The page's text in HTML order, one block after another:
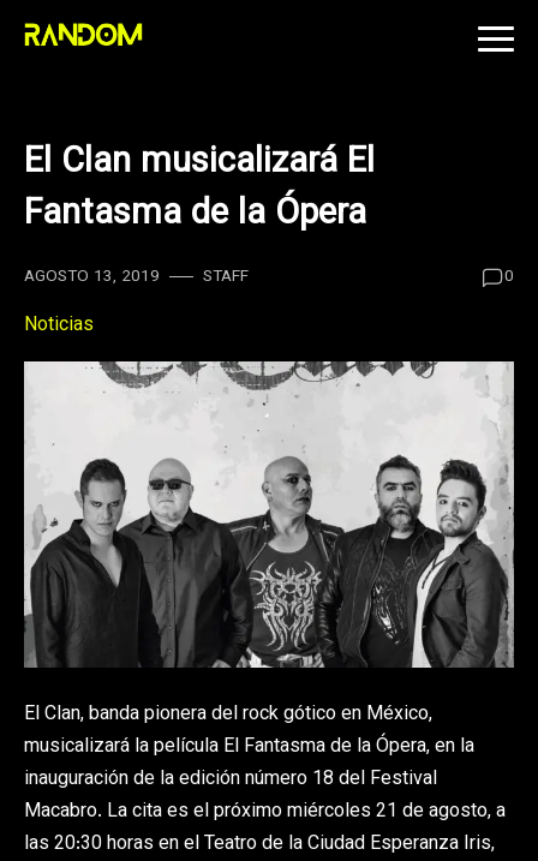
Skip
El Clan musicalizará El
Fantasma de la Ópera
AGOSTO 13, 2019 STAFF 0
Noticias
El Clan, banda pionera del rock gótico en México,
musicalizará la película El Fantasma de la Ópera, en la
inauguración de la edición número 18 del Festival
Macabro. La cita es el próximo miércoles 21 de agosto, a
las 20:30 horas en el Teatro de la Ciudad Esperanza Iris,